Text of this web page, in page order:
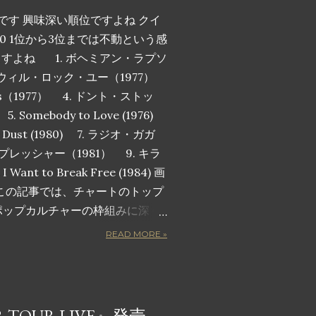
す 興味深い順位ですよね クイ
1位から3位までは不動という感
すよね 1. ボヘミアン・ラプソ
ル・ロック・ユー（1977）
1977） 4. ドント・ストッ
5. Somebody to Love (1976)
(1980) 7. ラジオ・ガガ
レッシャー（1981） 9. キラ
Want to Break Free (1984) 画
の記事では、チャートのトップ
プカルチャーの枠組みに深く
気曲トップ 10 を詳しく紹介し
。長年のファンでも、クイー
READ MORE »